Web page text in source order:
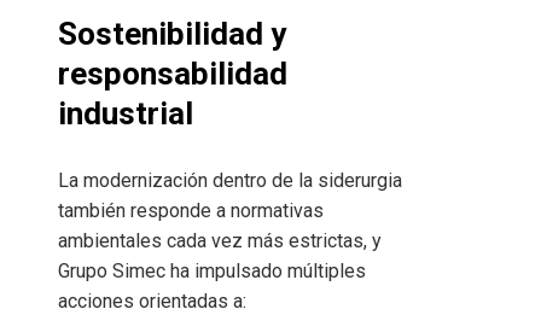
Sostenibilidad y
responsabilidad
industrial
La modernización dentro de la siderurgia
también responde a normativas
ambientales cada vez más estrictas, y
Grupo Simec ha impulsado múltiples
acciones orientadas a: